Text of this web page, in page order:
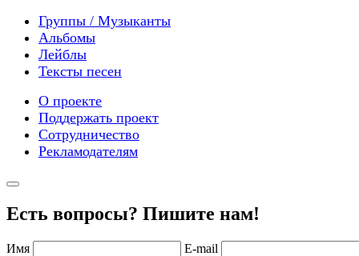
Группы / Музыканты
Альбомы
Лейблы
Тексты песен
О проекте
Поддержать проект
Сотрудничество
Рекламодателям
Есть вопросы? Пишите нам!
Имя E-mail